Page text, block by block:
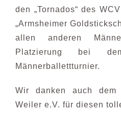
den „Tornados“ des
„Armsheimer
allen anderen
Platzierung bei
Männerballettturnier.
Wir danken auch dem
Weiler e.V. für diesen